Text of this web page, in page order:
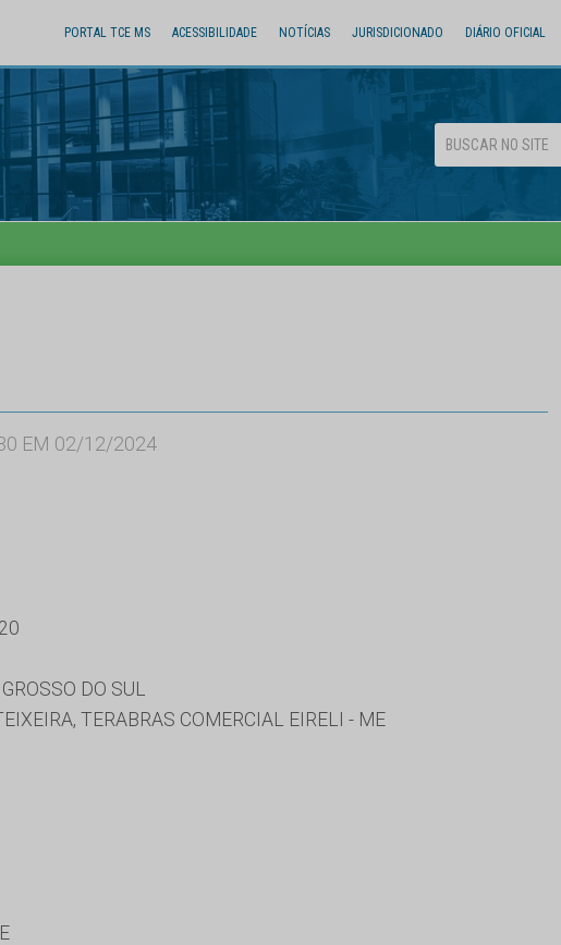
PORTAL TCE MS ACESSIBILIDADE NOTÍCIAS JURISDICIONADO DIÁRIO OFICIAL
30 EM 02/12/2024
DO SUL
TERABRAS COMERCIAL EIRELI - ME